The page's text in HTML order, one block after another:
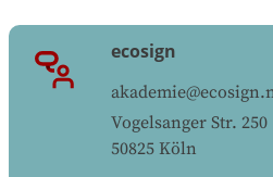
ecosign
Vogelsanger Str. 250
50825 Köln